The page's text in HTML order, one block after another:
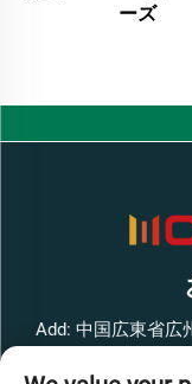
ーズ
Add: 中国広東省広